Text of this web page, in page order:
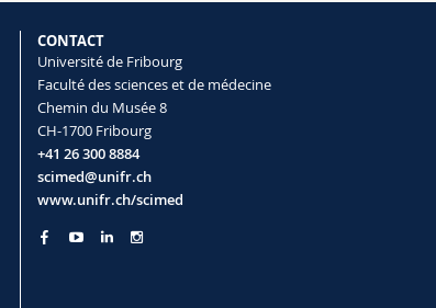
CONTACT
Université de Fribourg
Faculté des sciences et de médecine
Chemin du Musée 8
CH-1700 Fribourg
+41 26 300 8884
scimed@unifr.ch
www.unifr.ch/scimed